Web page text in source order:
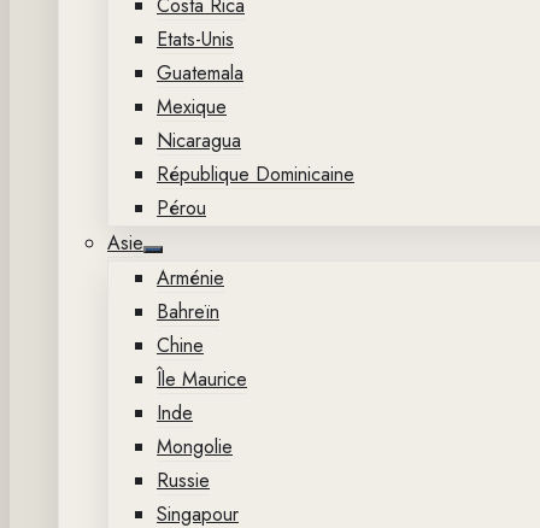
Etats-Unis
Guatemala
Mexique
Nicaragua
République Dominicaine
Pérou
Asie
Show
sub
menu
Arménie
Bahreïn
Chine
Île Maurice
Inde
Mongolie
Russie
Singapour